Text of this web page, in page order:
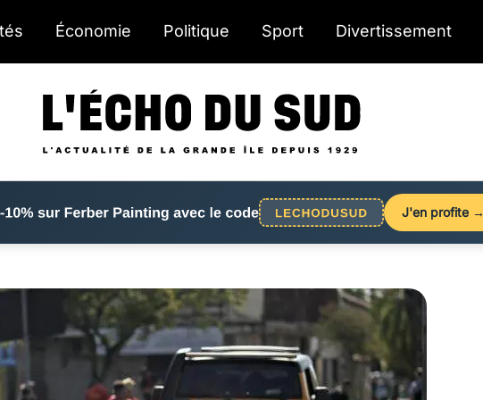
Économie Politique Sport Divertissement
J'en profite →